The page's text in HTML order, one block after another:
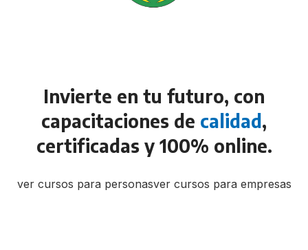
Invierte en tu futuro, con
capacitaciones de calidad,
certificadas y 100% online.
ver cursos para personasver cursos para empresas